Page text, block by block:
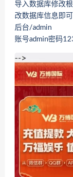
导入数据库修改
改数据库信息即可
后台/admin
账号admin密码